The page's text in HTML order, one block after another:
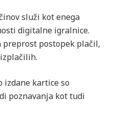
služi kot enega
digitalne igralnice.
postopek plačil,
izdane kartice so
poznavanja kot tudi